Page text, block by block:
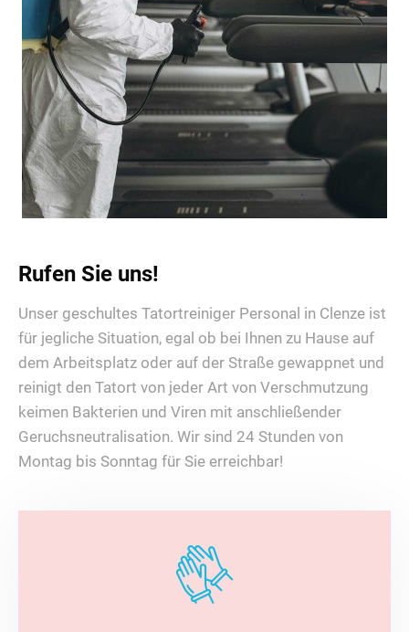
Rufen Sie uns!
Unser geschultes Tatortreiniger Personal in Clenze ist
für jegliche Situation, egal ob bei Ihnen zu Hause auf
dem Arbeitsplatz oder auf der Straße gewappnet und
reinigt den Tatort von jeder Art von Verschmutzung
keimen Bakterien und Viren mit anschließender
Geruchsneutralisation. Wir sind 24 Stunden von
Montag bis Sonntag für Sie erreichbar!